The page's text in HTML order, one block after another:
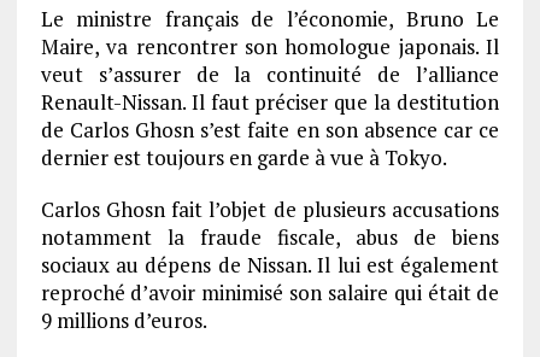
Le ministre français de l’économie, Bruno Le
Maire, va rencontrer son homologue japonais. Il
veut s’assurer de la continuité de l’alliance
Renault-Nissan. Il faut préciser que la destitution
de Carlos Ghosn s’est faite en son absence car ce
dernier est toujours en garde à vue à Tokyo.
Carlos Ghosn fait l’objet de plusieurs accusations
notamment la fraude fiscale, abus de biens
sociaux au dépens de Nissan. Il lui est également
reproché d’avoir minimisé son salaire qui était de
9 millions d’euros.